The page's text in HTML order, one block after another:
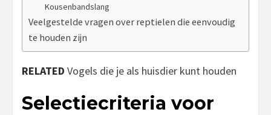
Kousenbandslang
Veelgestelde vragen over reptielen die eenvoudig
te houden zijn
RELATED Vogels die je als huisdier kunt houden
Selectiecriteria voor